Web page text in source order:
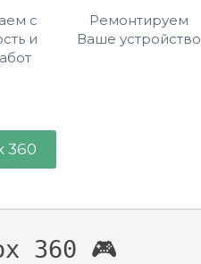
с
и
Ремонтируем
Ваше устройство
360
360 🎮